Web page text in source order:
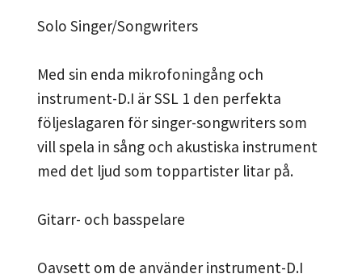
Solo Singer/Songwriters
Med sin enda mikrofoningång och
instrument-D.I är SSL 1 den perfekta
följeslagaren för singer-songwriters som
vill spela in sång och akustiska instrument
med det ljud som toppartister litar på.
Gitarr- och basspelare
Oavsett om de använder instrument-D.I